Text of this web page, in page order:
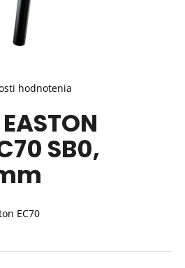
hodnotenia
SB0,
EC70